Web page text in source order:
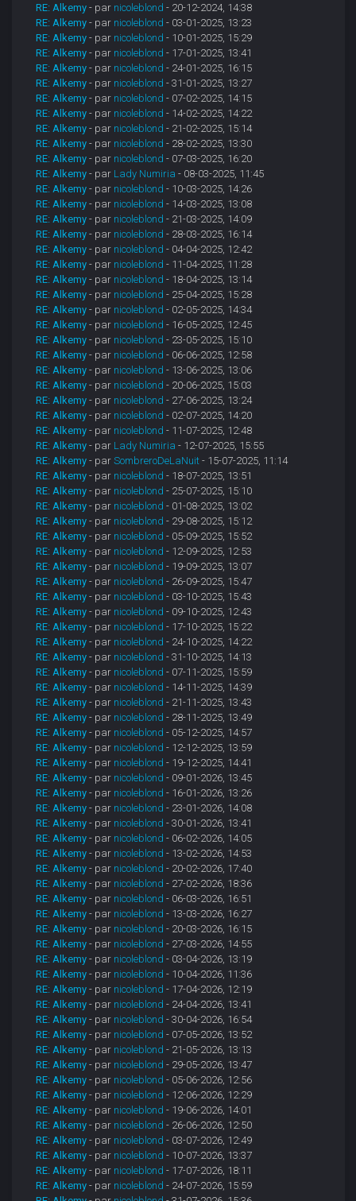
RE: Alkemy - par nicoleblond - 20-12-2024, 14:38
RE: Alkemy - par nicoleblond - 03-01-2025, 13:23
RE: Alkemy - par nicoleblond - 10-01-2025, 15:29
RE: Alkemy - par nicoleblond - 17-01-2025, 13:41
RE: Alkemy - par nicoleblond - 24-01-2025, 16:15
RE: Alkemy - par nicoleblond - 31-01-2025, 13:27
RE: Alkemy - par nicoleblond - 07-02-2025, 14:15
RE: Alkemy - par nicoleblond - 14-02-2025, 14:22
RE: Alkemy - par nicoleblond - 21-02-2025, 15:14
RE: Alkemy - par nicoleblond - 28-02-2025, 13:30
RE: Alkemy - par nicoleblond - 07-03-2025, 16:20
RE: Alkemy - par Lady Numiria - 08-03-2025, 11:45
RE: Alkemy - par nicoleblond - 10-03-2025, 14:26
RE: Alkemy - par nicoleblond - 14-03-2025, 13:08
RE: Alkemy - par nicoleblond - 21-03-2025, 14:09
RE: Alkemy - par nicoleblond - 28-03-2025, 16:14
RE: Alkemy - par nicoleblond - 04-04-2025, 12:42
RE: Alkemy - par nicoleblond - 11-04-2025, 11:28
RE: Alkemy - par nicoleblond - 18-04-2025, 13:14
RE: Alkemy - par nicoleblond - 25-04-2025, 15:28
RE: Alkemy - par nicoleblond - 02-05-2025, 14:34
RE: Alkemy - par nicoleblond - 16-05-2025, 12:45
RE: Alkemy - par nicoleblond - 23-05-2025, 15:10
RE: Alkemy - par nicoleblond - 06-06-2025, 12:58
RE: Alkemy - par nicoleblond - 13-06-2025, 13:06
RE: Alkemy - par nicoleblond - 20-06-2025, 15:03
RE: Alkemy - par nicoleblond - 27-06-2025, 13:24
RE: Alkemy - par nicoleblond - 02-07-2025, 14:20
RE: Alkemy - par nicoleblond - 11-07-2025, 12:48
RE: Alkemy - par Lady Numiria - 12-07-2025, 15:55
RE: Alkemy - parSombreroDeLaNuit - 15-07-2025, 11:14
RE: Alkemy - par nicoleblond - 18-07-2025, 13:51
RE: Alkemy - par nicoleblond - 25-07-2025, 15:10
RE: Alkemy - par nicoleblond - 01-08-2025, 13:02
RE: Alkemy - par nicoleblond - 29-08-2025, 15:12
RE: Alkemy - par nicoleblond - 05-09-2025, 15:52
RE: Alkemy - par nicoleblond - 12-09-2025, 12:53
RE: Alkemy - par nicoleblond - 19-09-2025, 13:07
RE: Alkemy - par nicoleblond - 26-09-2025, 15:47
RE: Alkemy - par nicoleblond - 03-10-2025, 15:43
RE: Alkemy - par nicoleblond - 09-10-2025, 12:43
RE: Alkemy - par nicoleblond - 17-10-2025, 15:22
RE: Alkemy - par nicoleblond - 24-10-2025, 14:22
RE: Alkemy - par nicoleblond - 31-10-2025, 14:13
RE: Alkemy - par nicoleblond - 07-11-2025, 15:59
RE: Alkemy - par nicoleblond - 14-11-2025, 14:39
RE: Alkemy - par nicoleblond - 21-11-2025, 13:43
RE: Alkemy - par nicoleblond - 28-11-2025, 13:49
RE: Alkemy - par nicoleblond - 05-12-2025, 14:57
RE: Alkemy - par nicoleblond - 12-12-2025, 13:59
RE: Alkemy - par nicoleblond - 19-12-2025, 14:41
RE: Alkemy - par nicoleblond - 09-01-2026, 13:45
RE: Alkemy - par nicoleblond - 16-01-2026, 13:26
RE: Alkemy - par nicoleblond - 23-01-2026, 14:08
RE: Alkemy - par nicoleblond - 30-01-2026, 13:41
RE: Alkemy - par nicoleblond - 06-02-2026, 14:05
RE: Alkemy - par nicoleblond - 13-02-2026, 14:53
RE: Alkemy - par nicoleblond - 20-02-2026, 17:40
RE: Alkemy - par nicoleblond - 27-02-2026, 18:36
RE: Alkemy - par nicoleblond - 06-03-2026, 16:51
RE: Alkemy - par nicoleblond - 13-03-2026, 16:27
RE: Alkemy - par nicoleblond - 20-03-2026, 16:15
RE: Alkemy - par nicoleblond - 27-03-2026, 14:55
RE: Alkemy - par nicoleblond - 03-04-2026, 13:19
RE: Alkemy - par nicoleblond - 10-04-2026, 11:36
RE: Alkemy - par nicoleblond - 17-04-2026, 12:19
RE: Alkemy - par nicoleblond - 24-04-2026, 13:41
RE: Alkemy - par nicoleblond - 30-04-2026, 16:54
RE: Alkemy - par nicoleblond - 07-05-2026, 13:52
RE: Alkemy - par nicoleblond - 21-05-2026, 13:13
RE: Alkemy - par nicoleblond - 29-05-2026, 13:47
RE: Alkemy - par nicoleblond - 05-06-2026, 12:56
RE: Alkemy - par nicoleblond - 12-06-2026, 12:29
RE: Alkemy - par nicoleblond - 19-06-2026, 14:01
RE: Alkemy - par nicoleblond - 26-06-2026, 12:50
RE: Alkemy - par nicoleblond - 03-07-2026, 12:49
RE: Alkemy - par nicoleblond - 10-07-2026, 13:37
RE: Alkemy - par nicoleblond - 17-07-2026, 18:11
RE: Alkemy - par nicoleblond - 24-07-2026, 15:59